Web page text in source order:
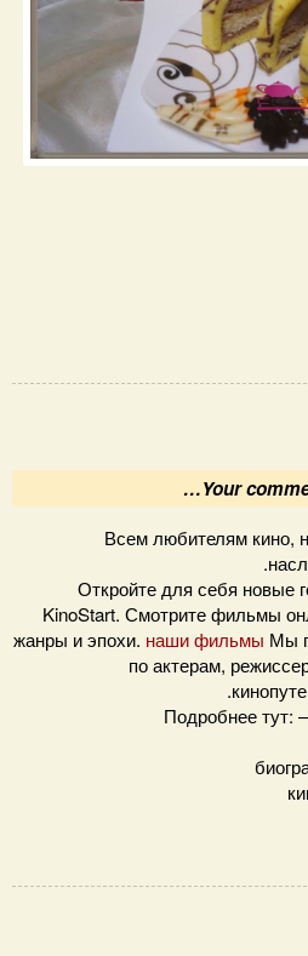
Your
Всем любителям кино,
Откройте для себя новые
KinoStart. Смотрите фильмы
жанры и эпохи. наши фильмы Мы
по актерам,
Подробнее тут: